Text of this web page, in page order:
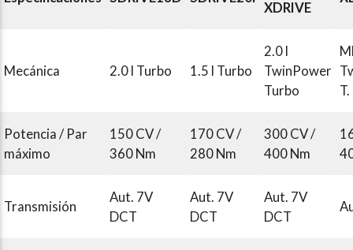
XDRIVE
Mecánica 2.0 l Turbo 1.5 l Turbo
2.0 l
TwinPower
Turbo
T.
Potencia / Par
máximo
150 CV /
360 Nm
170 CV /
280 Nm
300 CV /
400 Nm
Transmisión
Aut. 7V
DCT
Aut. 7V
DCT
Aut. 7V
DCT